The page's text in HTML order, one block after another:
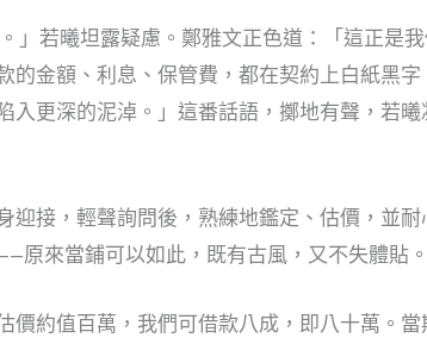
」若曦坦露疑慮。鄭雅文正色道：「這正是
金額、利息、保管費，都在契約上白紙黑字
更深的泥淖。」這番話語，擲地有聲，若
接，輕聲詢問後，熟練地鑑定、估價，並耐
原來當鋪可以如此，既有古風，又不失體貼。
約值百萬，我們可借款八成，即八十萬。